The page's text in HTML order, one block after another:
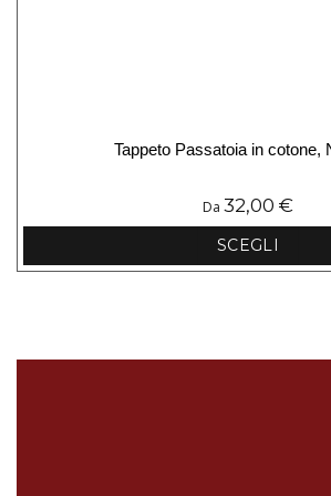
Tappeto Passatoia in cotone,
Da 32,00 €
SCEGLI
Questo
varianti.